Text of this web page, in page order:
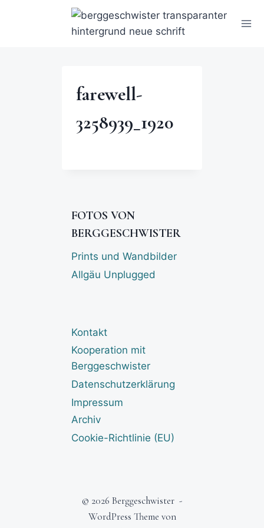
farewell-
3258939_1920
FOTOS VON
BERGGESCHWISTER
Prints und Wandbilder
Allgäu Unplugged
Kontakt
Kooperation mit
Berggeschwister
Datenschutzerklärung
Impressum
Archiv
Cookie-Richtlinie (EU)
© 2026 Berggeschwister -
WordPress Theme von